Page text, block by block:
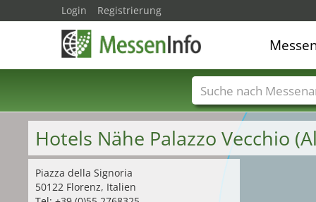
Hotels Nähe Palazzo Vecchio
Piazza della Signoria
50122 Florenz, Italien
Login Registrierung
Messenamen